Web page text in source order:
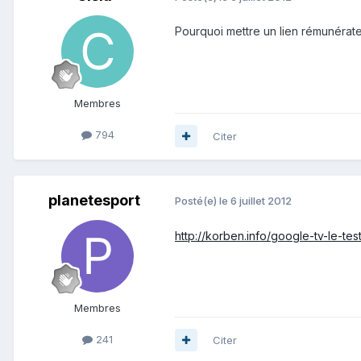
Membres
794
Pourquoi mettre un lien
Citer
planetesport
Membres
241
Posté(e) le 6 juillet 2012
http://korben.info/google-tv-le-
Citer